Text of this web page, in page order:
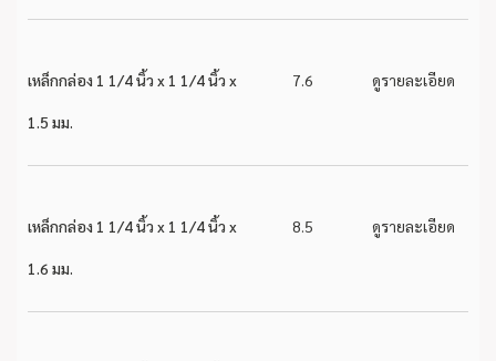
เหล็กกล่อง 1 1/4 นิ้ว x 1 1/4 นิ้ว x
1.5 มม.
7.6 ดูรายละเอียด
เหล็กกล่อง 1 1/4 นิ้ว x 1 1/4 นิ้ว x
1.6 มม.
8.5 ดูรายละเอียด